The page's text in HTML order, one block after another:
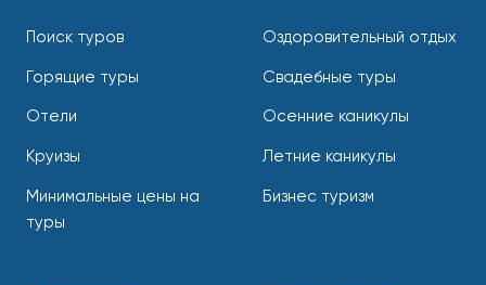
Поиск туров
Горящие туры
Отели
Круизы
Минимальные цены на
туры
Оздоровительный отдых
Свадебные туры
Осенние каникулы
Летние каникулы
Бизнес туризм